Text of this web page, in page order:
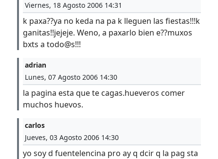
Viernes, 18 Agosto 2006 14:31
k paxa??ya no keda na pa k lleguen las fiestas!!!k
ganitas!!jejeje. Weno, a paxarlo bien e??muxos
bxts a todo@s!!!
adrian
Lunes, 07 Agosto 2006 14:30
la pagina esta que te cagas.hueveros comer
muchos huevos.
carlos
Jueves, 03 Agosto 2006 14:30
yo soy d fuentelencina pro ay q dcir q la pag sta